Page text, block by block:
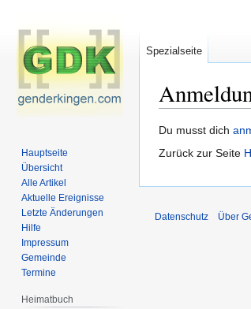
Zur
Navigation
Zur
Suche
Du musst dich
Zurück zur Seite
Spezialseite
Hauptseite
Übersicht
Alle Artikel
Aktuelle Ereignisse
Letzte Änderungen
Hilfe
Impressum
Gemeinde
Termine
Heimatbuch
Datenschutz Über